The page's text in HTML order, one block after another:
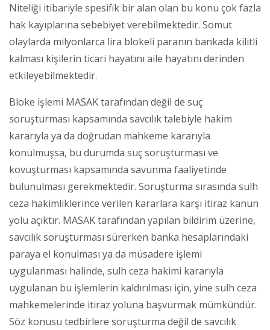
Niteliği itibariyle spesifik bir alan olan bu konu çok fazla
hak kayıplarına sebebiyet verebilmektedir. Somut
olaylarda milyonlarca lira blokeli paranın bankada kilitli
kalması kişilerin ticari hayatını aile hayatını derinden
etkileyebilmektedir.
Bloke işlemi MASAK tarafından değil de suç
soruşturması kapsamında savcılık talebiyle hakim
kararıyla ya da doğrudan mahkeme kararıyla
konulmuşsa, bu durumda suç soruşturması ve
kovuşturması kapsamında savunma faaliyetinde
bulunulması gerekmektedir. Soruşturma sırasında sulh
ceza hakimliklerince verilen kararlara karşı itiraz kanun
yolu açıktır. MASAK tarafından yapılan bildirim üzerine,
savcılık soruşturması sürerken banka hesaplarındaki
paraya el konulması ya da müsadere işlemi
uygulanması halinde, sulh ceza hakimi kararıyla
uygulanan bu işlemlerin kaldırılması için, yine sulh ceza
mahkemelerinde itiraz yoluna başvurmak mümkündür.
Söz konusu tedbirlere soruşturma değil de savcılık